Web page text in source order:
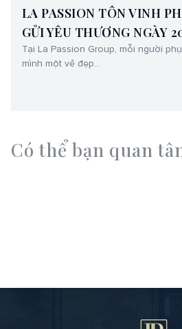
LA PASSION TÔN VINH
GỬI YÊU THƯƠNG NGÀY
Tại La Passion Group, mỗi người
mình một vẻ đẹp…
Có thể bạn quan tâ